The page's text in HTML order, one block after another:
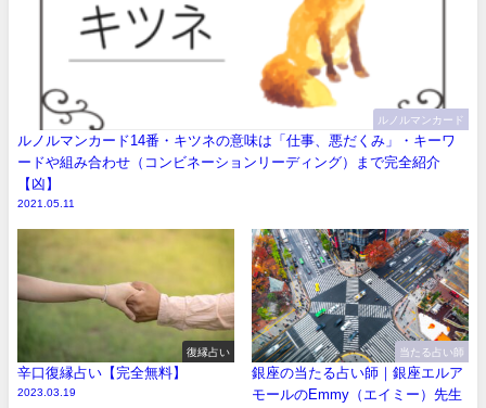
ルノルマンカード
ルノルマンカード14番・キツネの意味は「仕事、悪だくみ」・キーワ
ードや組み合わせ（コンビネーションリーディング）まで完全紹介
【凶】
2021.05.11
復縁占い
辛口復縁占い【完全無料】
2023.03.19
当たる占い師
銀座の当たる占い師｜銀座エルア
モールのEmmy（エイミー）先生